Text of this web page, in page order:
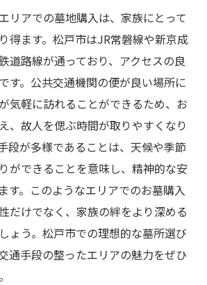
リアでの墓地購入は、家族にとって
得ます。松戸市はJR常磐線や新京成
道路線が通っており、アクセスの良
す。公共交通機関の便が良い場所に
気軽に訪れることができるため、お
、故人を偲ぶ時間が取りやすくなり
段が多様であることは、天候や季節
ができることを意味し、精神的な安
す。このようなエリアでのお墓購入
だけでなく、家族の絆をより深める
ょう。松戸市での理想的な墓所選び
通手段の整ったエリアの魅力をぜひ